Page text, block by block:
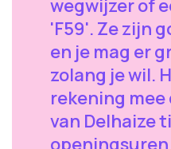
wegwijzer of
'F59'. Ze zijn
en je mag er
zolang je wil.
rekening
van Delhaize